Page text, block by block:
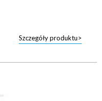
Szczegóły produktu>